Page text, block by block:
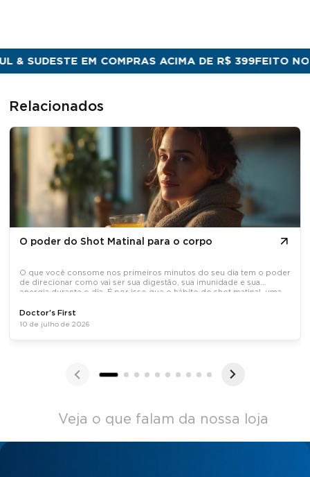
EM COMPRAS ACIMA DE R$ 399FEITO NO
Relacionados
O poder do Shot Matinal para o corpo
O que você consome nos primeiros minutos do seu dia tem o poder
de direcionar como vai ser sua digestão, sua imunidade e sua
energia durante o dia. É por isso que o hábito do shot matinal, uma
Doctor's First
10 de julho de 2026
Veja o que falam da nossa loja